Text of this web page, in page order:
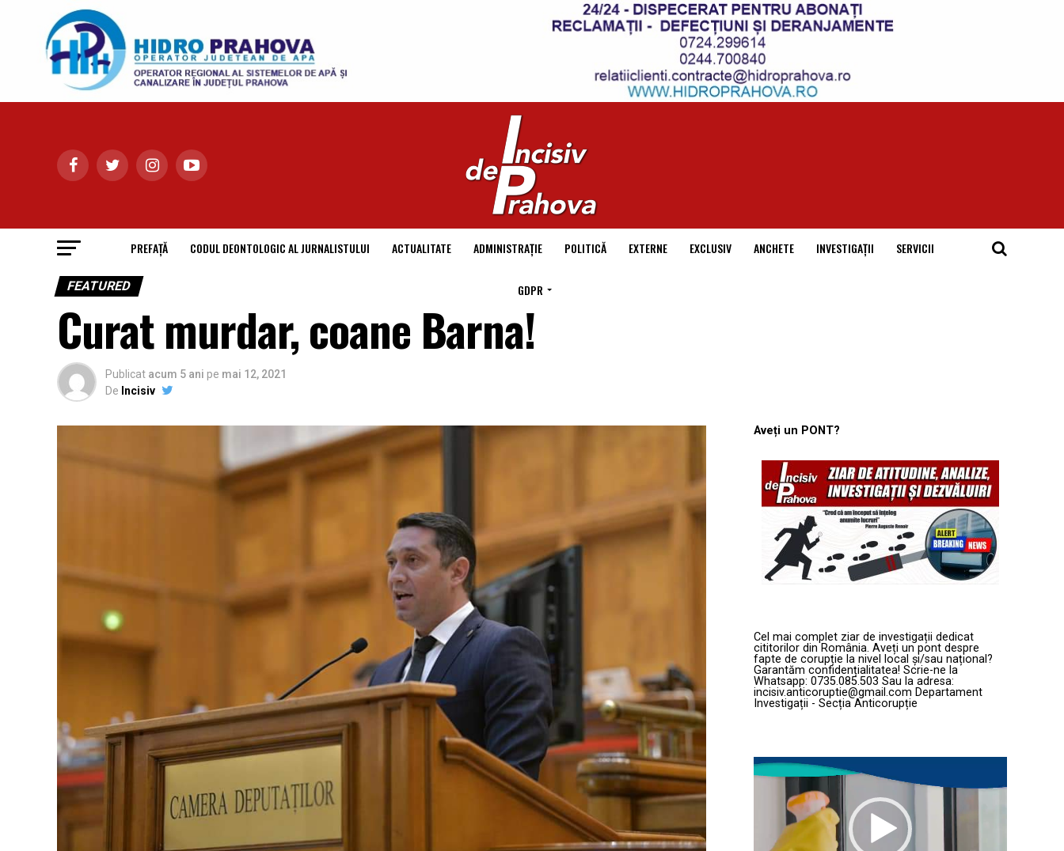
PREFAȚĂ CODUL DEONTOLOGIC AL JURNALISTULUI ACTUALITATE ADMINISTRAȚIE POLITICĂ EXTERNE EXCLUSIV ANCHETE INVESTIGAȚII SERVICII
GDPR
FEATURED
Curat murdar, coane Barna!
Publicat acum 5 ani pe mai 12, 2021
De Incisiv
Aveți un PONT?
Cel mai complet ziar de investigații dedicat
cititorilor din România. Aveți un pont despre
fapte de corupție la nivel local și/sau național?
Garantăm confidențialitatea! Scrie-ne la
Whatsapp: 0735.085.503 Sau la adresa:
incisiv.anticoruptie@gmail.com Departament
Investigații - Secția Anticorupție
Player
video